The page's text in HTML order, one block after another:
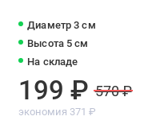
Диаметр 3 см
Высота 5 см
На складе
199 ₽ 570 ₽
экономия 371 ₽